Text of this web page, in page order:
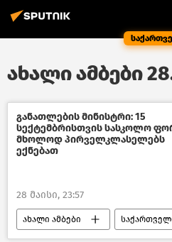
ახალი ამბები
განათლების მინისტრი: 15
სექტემბრისთვის სასკოლო
მხოლოდ პირველკლასელებს
ექნებათ
28 მაისი, 23:57
ახალი ამბები